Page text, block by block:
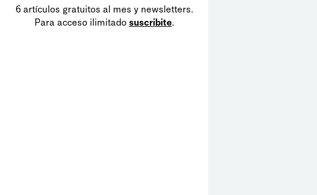
6 artículos gratuitos al mes y newsletters.
Para acceso ilimitado suscribite.